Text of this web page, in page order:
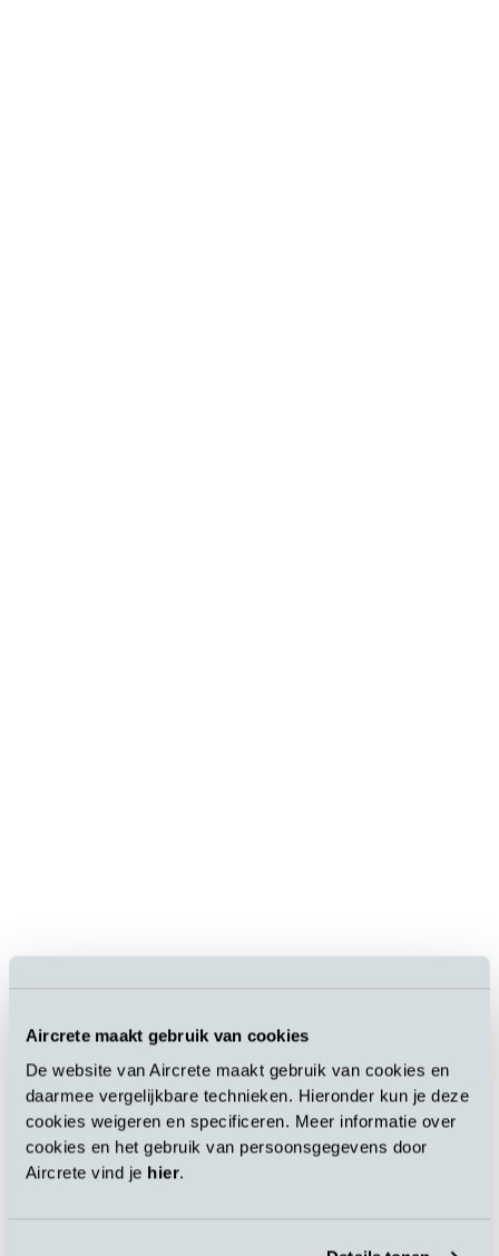
Aircrete maakt gebruik van cookies
De website van Aircrete maakt gebruik van cookies en
daarmee vergelijkbare technieken. Hieronder kun je deze
cookies weigeren en specificeren. Meer informatie over
cookies en het gebruik van persoonsgegevens door
Aircrete vind je hier.